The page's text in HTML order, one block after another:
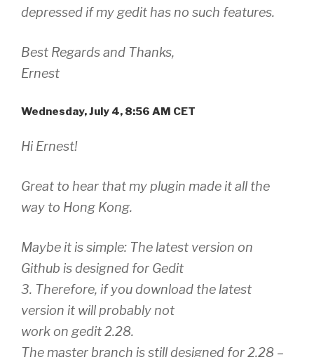
depressed if my gedit has no such features.
Best Regards and Thanks,
Ernest
Wednesday, July 4, 8:56 AM CET
Hi Ernest!
Great to hear that my plugin made it all the
way to Hong Kong.
Maybe it is simple: The latest version on
Github is designed for Gedit
3. Therefore, if you download the latest
version it will probably not
work on gedit 2.28.
The master branch is still designed for 2.28 –